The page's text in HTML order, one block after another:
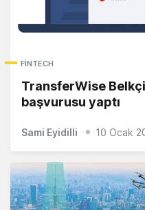
FINTECH
TransferWise
başvurusu yaptı
Sami Eyidilli 10 Ocak